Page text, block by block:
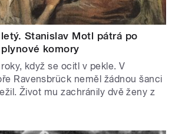
Stanislav Motl pátrá po
komory
když se ocitl v pekle. V
Ravensbrück neměl žádnou šanci
Život mu zachránily dvě ženy z